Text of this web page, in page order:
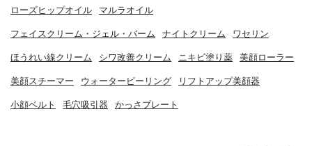
ローズヒップオイル マルラオイル
フェイスクリーム・ジェル・バーム ナイトクリーム ワセリン
ほうれい線クリーム シワ改善クリーム ニキビ塗り薬 美顔ローラー
美顔スチーマー ウォーターピーリング リフトアップ美顔器
小顔ベルト 毛穴吸引器 かっさプレート